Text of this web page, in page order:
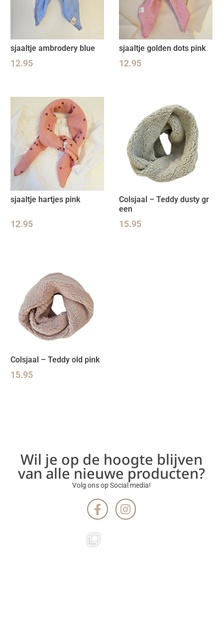
sjaaltje ambrodery blue
12.95
sjaaltje golden dots pink
12.95
sjaaltje hartjes pink
12.95
Colsjaal – Teddy dusty gr
een
15.95
Colsjaal – Teddy old pink
15.95
Wil je op de hoogte blijven
van alle nieuwe producten?
Volg ons op Social media!